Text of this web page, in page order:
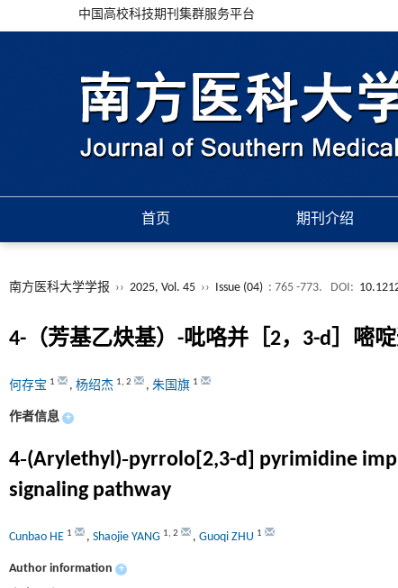
中国高校科技期刊集群服务平台
首页 期刊介绍
南方医科大学学报 ›› 2025, Vol. 45 ›› Issue (04) : 765 -773. DOI:
4-（芳基乙炔基）-吡咯并［2，3-d］嘧
何存宝 1 , 杨绍杰 1, 2 , 朱国旗 1
作者信息 +
4‑(Arylethyl)‑pyrrolo[2,3-d] pyrimidine
signaling pathway
Cunbao HE 1 , Shaojie YANG 1, 2 , Guoqi ZHU 1
Author information +